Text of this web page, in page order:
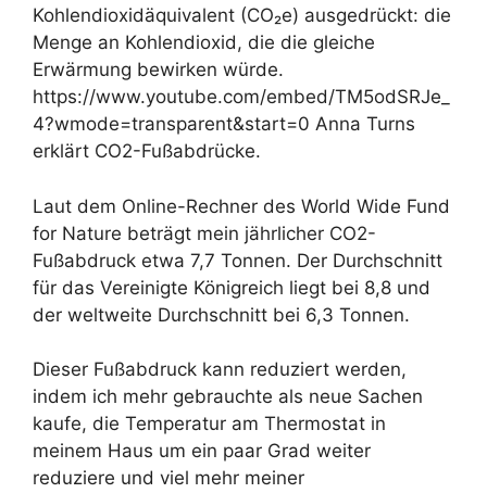
Kohlendioxidäquivalent (CO₂e) ausgedrückt: die
Menge an Kohlendioxid, die die gleiche
Erwärmung bewirken würde.
https://www.youtube.com/embed/TM5odSRJe_
4?wmode=transparent&start=0 Anna Turns
erklärt CO2-Fußabdrücke.
Laut dem Online-Rechner des World Wide Fund
for Nature beträgt mein jährlicher CO2-
Fußabdruck etwa 7,7 Tonnen. Der Durchschnitt
für das Vereinigte Königreich liegt bei 8,8 und
der weltweite Durchschnitt bei 6,3 Tonnen.
Dieser Fußabdruck kann reduziert werden,
indem ich mehr gebrauchte als neue Sachen
kaufe, die Temperatur am Thermostat in
meinem Haus um ein paar Grad weiter
reduziere und viel mehr meiner